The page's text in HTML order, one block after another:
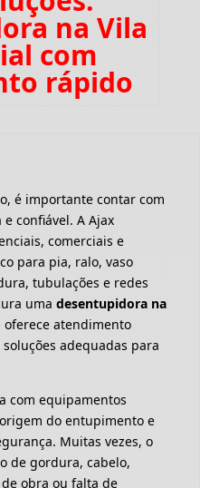
na Vila
com
rápido
é importante contar com
confiável. A Ajax
comerciais e
para pia, ralo, vaso
tubulações e redes
uma desentupidora na
oferece atendimento
adequadas para
com equipamentos
do entupimento e
Muitas vezes, o
de gordura, cabelo,
obra ou falta de